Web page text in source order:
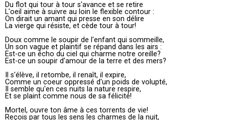
Du flot qui tour à tour s'avance et se retire
L'oeil aime à suivre au loin le flexible contour :
On dirait un amant qui presse en son délire
La vierge qui résiste, et cède tour à tour!
Doux comme le soupir de l'enfant qui sommeille,
Un son vague et plaintif se répand dans les airs :
Est-ce un écho du ciel qui charme notre oreille?
Est-ce un soupir d'amour de la terre et des mers?
Il s'élève, il retombe, il renaît, il expire,
Comme un coeur oppressé d'un poids de volupté,
Il semble qu'en ces nuits la nature respire,
Et se plaint comme nous de sa félicité!
Mortel, ouvre ton âme à ces torrents de vie!
Reçois par tous les sens les charmes de la nuit,